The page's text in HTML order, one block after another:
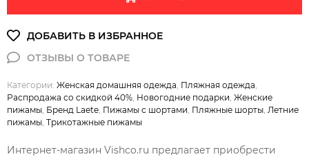
Категории: Женская домашняя одежда Пляжная одежда
Распродажа со скидкой 40% Новогодние подарки Женские
пижамы Бренд Laete Пижамы с шортами Пляжные шорты Летние
пижамы Трикотажные пижамы
Интернет-магазин Vishco.ru предлагает приобрести